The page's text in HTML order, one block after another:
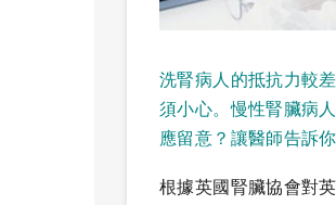
洗腎病人的抵抗力較
須小心。慢性腎臟病
應留意？讓醫師告訴你
根據英國腎臟協會對